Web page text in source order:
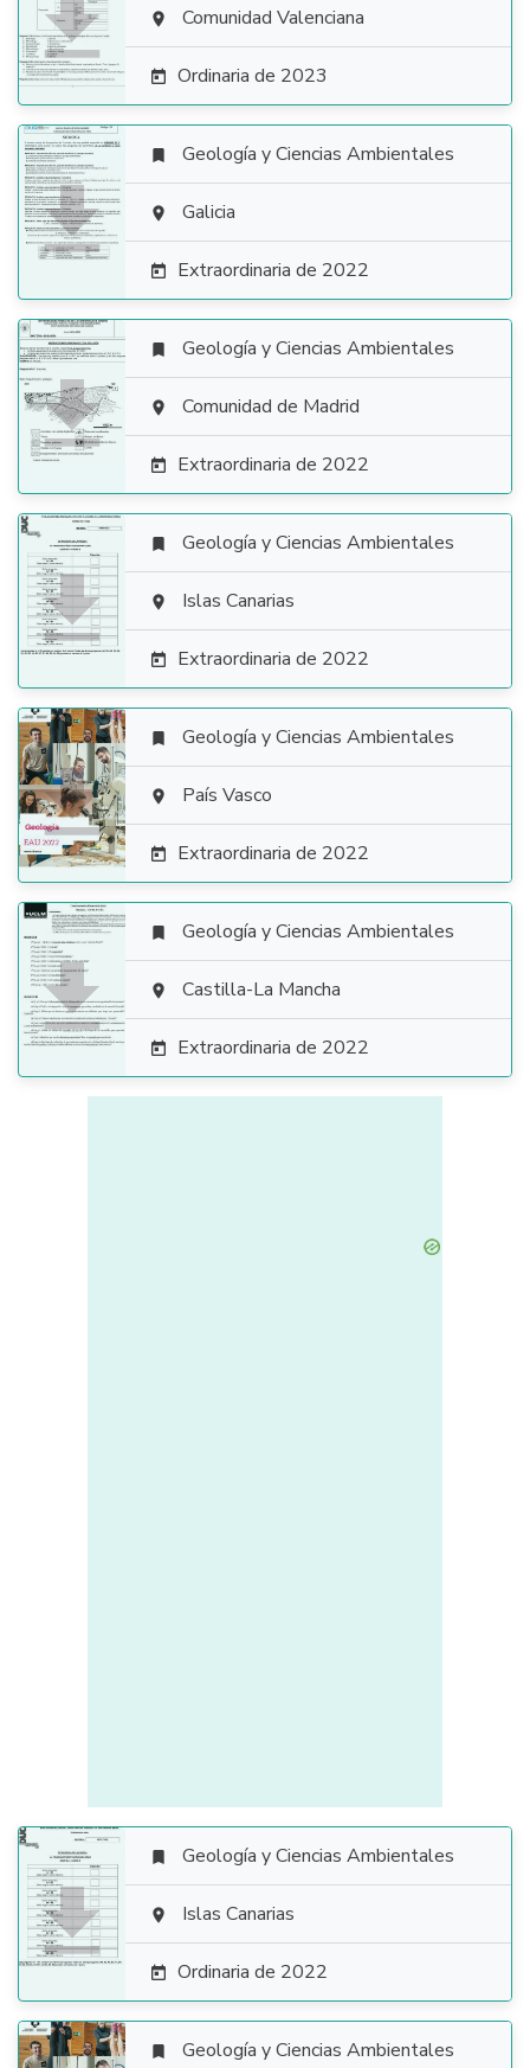
  Comunidad Valenciana
 Ordinaria de 2023

 Geología y Ciencias Ambientales
 Galicia
 Extraordinaria de 2022

 Geología y Ciencias Ambientales
 Comunidad de Madrid
 Extraordinaria de 2022

 Geología y Ciencias Ambientales
 Islas Canarias
 Extraordinaria de 2022

 Geología y Ciencias Ambientales
 País Vasco
 Extraordinaria de 2022

 Geología y Ciencias Ambientales
 Castilla-La Mancha
 Extraordinaria de 2022

 Geología y Ciencias Ambientales
 Islas Canarias
 Ordinaria de 2022
 Geología y Ciencias Ambientales